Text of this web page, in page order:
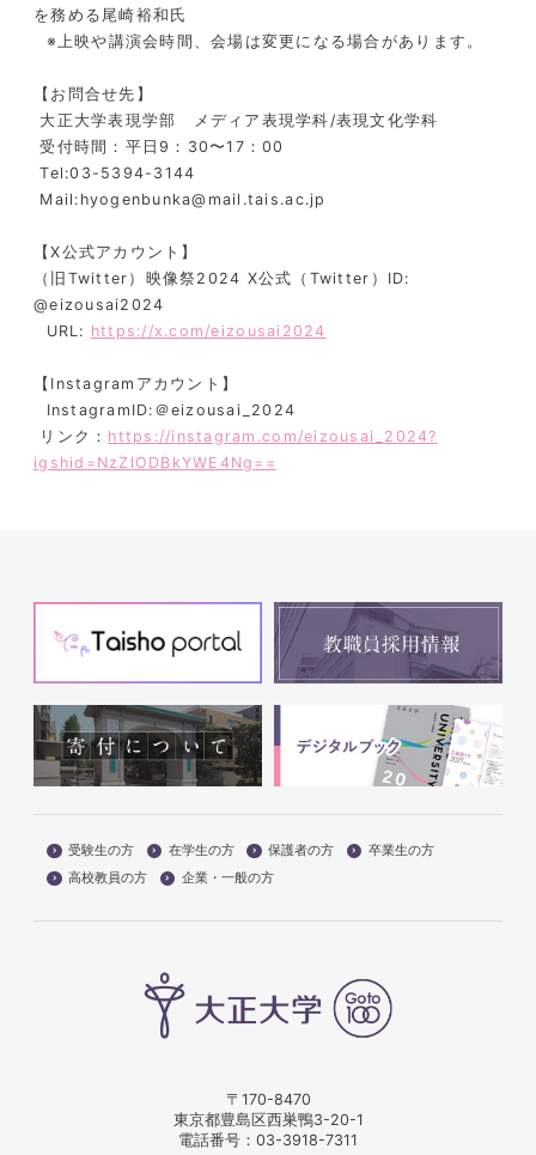
を務める尾崎裕和氏
※上映や講演会時間、会場は変更になる場合があります。
【お問合せ先】
大正大学表現学部 メディア表現学科/表現文化学科
受付時間：平日9：30〜17：00
Tel:03-5394-3144
Mail:hyogenbunka@mail.tais.ac.jp
【X公式アカウント】
（旧Twitter）映像祭2024 X公式（Twitter）ID:
@eizousai2024
URL: https://x.com/eizousai2024
【Instagramアカウント】
InstagramID:＠eizousai_2024
リンク： https://instagram.com/eizousai_2024?
igshid=NzZlODBkYWE4Ng==
受験生の方 在学生の方 保護者の方
卒業生の方
高校教員の方
企業・一般の方
〒170-8470
東京都豊島区西巣鴨3-20-1
電話番号： 03-3918-7311